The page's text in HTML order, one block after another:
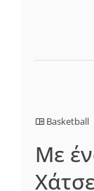
Basketball
Με